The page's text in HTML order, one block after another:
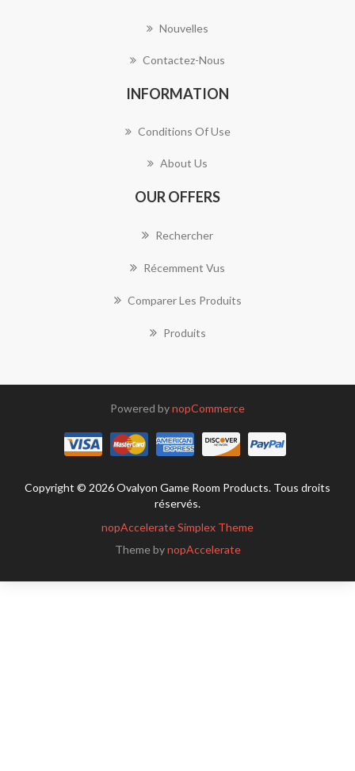
Nouvelles
Contactez-Nous
INFORMATION
Conditions Of Use
About Us
OUR OFFERS
Rechercher
Récemment Vus
Comparer Les Produits
Produits
Powered bynopCommerce
Copyright © 2026 Ovalyon Game Room Products. Tous droits
réservés.
nopAccelerate Simplex Theme
Theme bynopAccelerate